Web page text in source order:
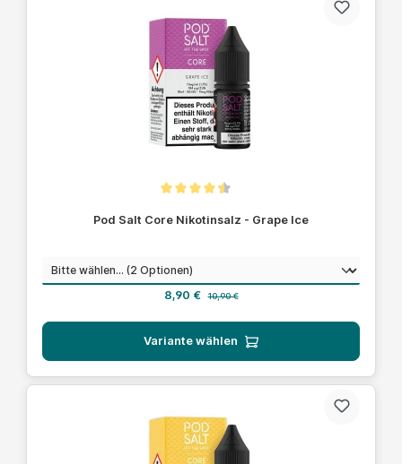
Pod Salt Core Nikotinsalz - Grape Ice
Nikotinstärkeauswählen
Verkaufspreis:
8,90 € Regulärer Preis:
10,90 €
Variante wählen